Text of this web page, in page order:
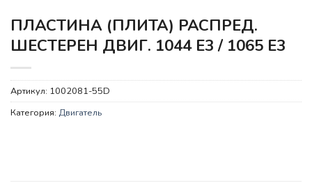
ПЛАСТИНА (ПЛИТА) РАСПРЕД.
ШЕСТЕРЕН ДВИГ. 1044 Е3 / 1065 Е3
Артикул: 1002081-55D
Категория: Двигатель